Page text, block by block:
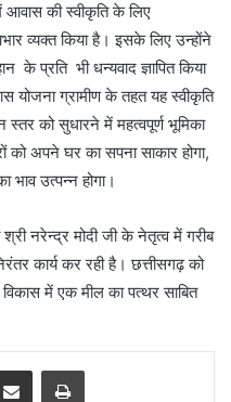
आवास की स्वीकृति के लिए
व्यक्त किया है। इसके लिए उन्होंने
के प्रति भी धन्यवाद ज्ञापित किया
योजना ग्रामीण के तहत यह स्वीकृति
स्तर को सुधारने में महत्वपूर्ण भूमिका
को अपने घर का सपना साकार होगा,
उत्पन्न होगा।
नरेन्द्र मोदी जी के नेतृत्व में गरीब
कार्य कर रही है। छत्तीसगढ़ को
में एक मील का पत्थर साबित
Share via Email Print